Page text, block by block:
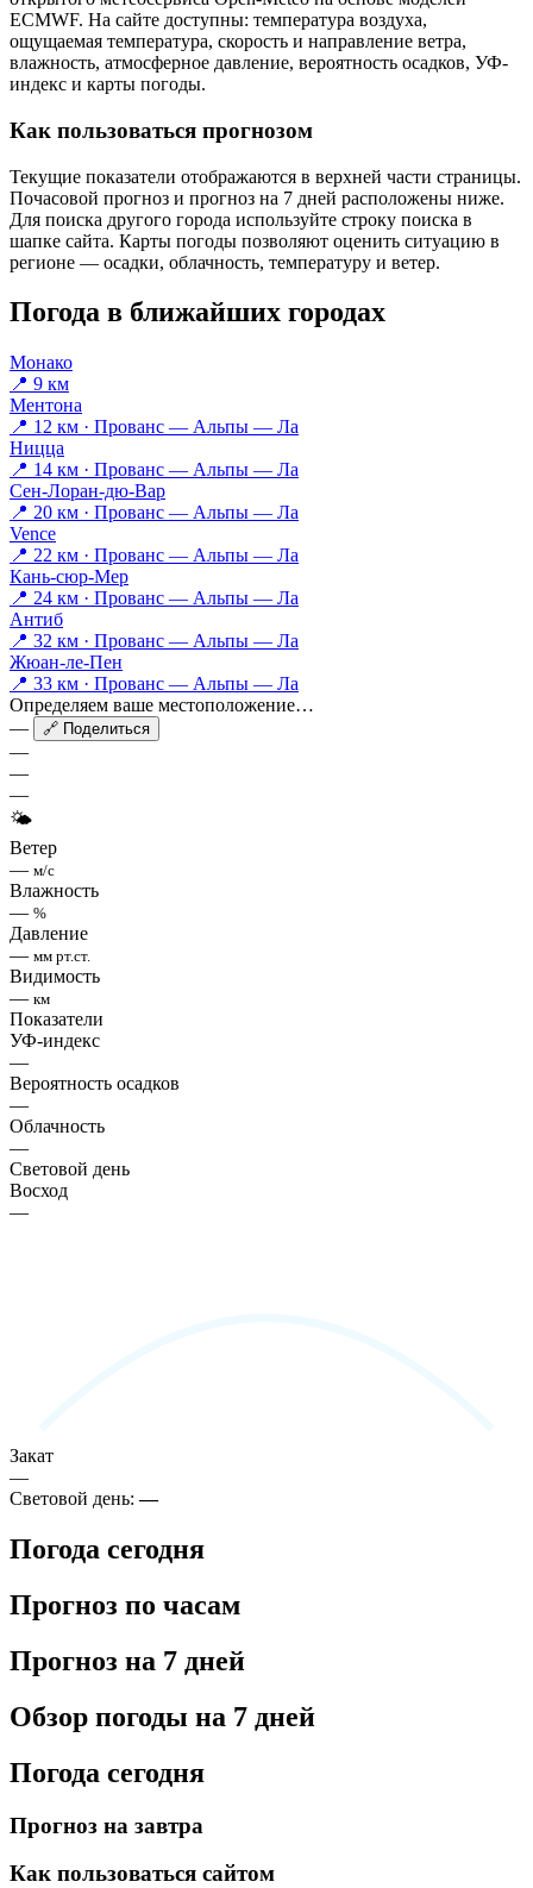
ECMWF. На сайте доступны: температура воздуха,
ощущаемая температура, скорость и направление ветра,
влажность, атмосферное давление, вероятность осадков, УФ-
индекс и карты погоды.
Как пользоваться прогнозом
Текущие показатели отображаются в верхней части страницы.
Почасовой прогноз и прогноз на 7 дней расположены ниже.
Для поиска другого города используйте строку поиска в
шапке сайта. Карты погоды позволяют оценить ситуацию в
регионе — осадки, облачность, температуру и ветер.
Погода в ближайших городах
Монако
📍 9 км
Ментона
📍 12 км · Прованс — Альпы — Ла
Ницца
📍 14 км · Прованс — Альпы — Ла
Сен-Лоран-дю-Вар
📍 20 км · Прованс — Альпы — Ла
Vence
📍 22 км · Прованс — Альпы — Ла
Кань-сюр-Мер
📍 24 км · Прованс — Альпы — Ла
Антиб
📍 32 км · Прованс — Альпы — Ла
Жюан-ле-Пен
📍 33 км · Прованс — Альпы — Ла
Определяем ваше местоположение…
—
🔗 Поделиться
—
—
—
🌤
Ветер
— м/с
Влажность
— %
Давление
— мм рт.ст.
Видимость
— км
Показатели
УФ-индекс
—
Вероятность осадков
—
Облачность
—
Световой день
Восход
—
Закат
—
Световой день:—
Погода сегодня
Прогноз по часам
Прогноз на 7 дней
Обзор погоды на 7 дней
Погода сегодня
Прогноз на завтра
Как пользоваться сайтом